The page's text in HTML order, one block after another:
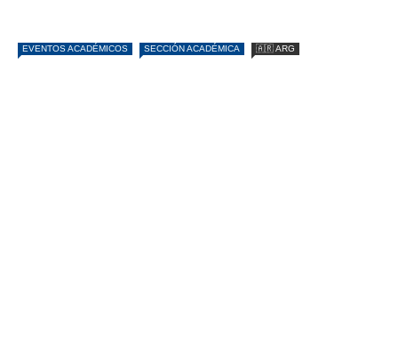
EVENTOS ACADÉMICOS SECCIÓN ACADÉMICA 🇦🇷 ARG